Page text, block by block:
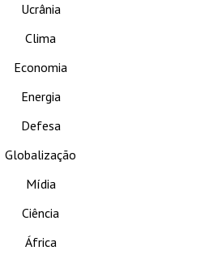
Ucrânia
Clima
Economia
Energia
Defesa
Globalização
Mídia
Ciência
África